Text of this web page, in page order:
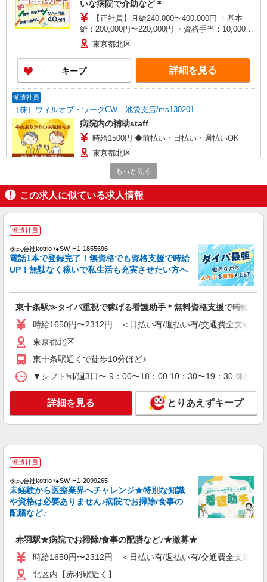
いな病院で介助など＊
【正社員】月給240,000〜400,000円 ・基本
給：200,000円〜220,000円 ・資格手当：10,000〜
30,000円 ・役職手当：10,000〜70,000円 ・処遇改
善手当：20,000〜60,000円（勤続年数、保有資格
により変動） ・固定残業手当：20,000円（10時
間） ※固定残業時間を超過する場合には超過勤務
手当として別途支給 ・夜勤手当：10,000円/1回
歓迎 ・認知症介護基礎研修 ・初任者研修 ・実務
者研修 ・介護福祉士 など
東京都北区
キープ 詳細を見る
派遣社員
（株）ウィルオブ・ワークCW 池袋支店/ms130201
病院内の補助staff
時給1500円 ◆前払い・日払い・週払いOK
東京都北区
派遣社員
残業なし◎日勤のみ
時給2400円〜3000円＜交通費全額支給(ガソリ
ン代含む)/日払い可/週払い可＞
キープ 詳細を見る
派遣社員
看護助手
時給1700円 ◆前払い・日払い・週払いOK
キープ 詳細を見る
株式会社トラストグロース 新宿本社 第3営業部
時給：准看護師2100円〜/看護師2200円 ※資格
や経験などによる
キープ 詳細を見る
派遣社員
もっと見る
この求人に似ている求人情報
派遣社員
株式会社kotrio /●SW-H1-1855696
電話1本で登録完了！無資格でも資格支援で時給
UP！無駄なく稼いで私生活も充実させたい方へ
東十条駅≫タイパ重視で稼げる看護助手＊無料資格支援で時給UP
時給1650円〜2312円 ＜日払い有/週払い有/交通費全支給(ガ
東京都北区
東十条駅近くで徒歩10分ほど♪
▼シフト制/週3日〜 9：00〜18：00 10：30〜19：30 休憩1
詳細を見る とりあえずキープ
派遣社員
株式会社kotrio /●SW-H1-2099265
未経験から医療業界へチャレンジ★特別な知識
や資格は必要ありません♪病院でお掃除/食事の
配膳など♪
赤羽駅★病院でお掃除/食事の配膳など♪★激募★
時給1650円〜2312円 ＜日払い有/週払い有/交通費全支給(ガ
北区内【赤羽駅近く】